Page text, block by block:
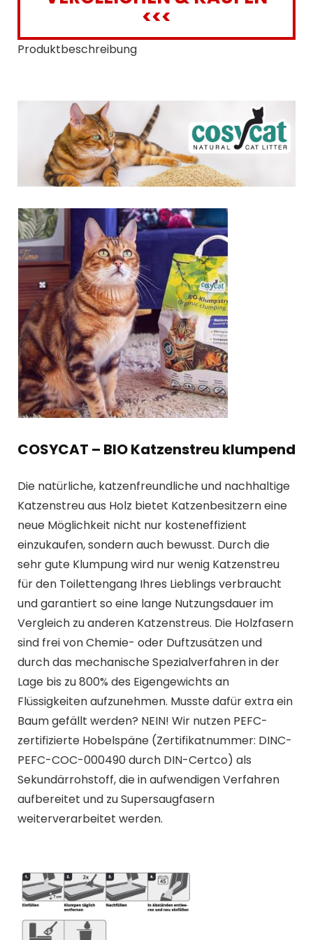
<<<
Produktbeschreibung
COSYCAT – BIO Katzenstreu klumpend
Die natürliche, katzenfreundliche und nachhaltige
Katzenstreu aus Holz bietet Katzenbesitzern eine
neue Möglichkeit nicht nur kosteneffizient
einzukaufen, sondern auch bewusst. Durch die
sehr gute Klumpung wird nur wenig Katzenstreu
für den Toilettengang Ihres Lieblings verbraucht
und garantiert so eine lange Nutzungsdauer im
Vergleich zu anderen Katzenstreus. Die Holzfasern
sind frei von Chemie- oder Duftzusätzen und
durch das mechanische Spezialverfahren in der
Lage bis zu 800% des Eigengewichts an
Flüssigkeiten aufzunehmen. Musste dafür extra ein
Baum gefällt werden? NEIN! Wir nutzen PEFC-
zertifizierte Hobelspäne (Zertifikatnummer: DINC-
PEFC-COC-000490 durch DIN-Certco) als
Sekundärrohstoff, die in aufwendigen Verfahren
aufbereitet und zu Supersaugfasern
weiterverarbeitet werden.